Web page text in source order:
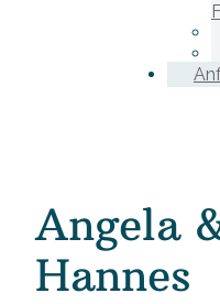
Angela
Hannes